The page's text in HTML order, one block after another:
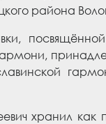
района
хранил как